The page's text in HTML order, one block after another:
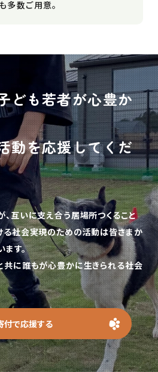
多数ご用意。
ども若者が心豊か
動を応援してくだ
互いに支え合う居場所つくること
る社会実現のための活動は皆さまか
す。
共に誰もが心豊かに生きられる社会
付で応援する